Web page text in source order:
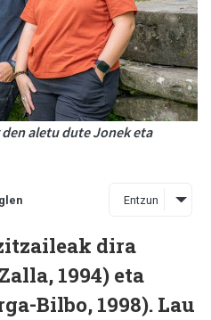
aletu dute Jonek eta
Entzun
dira
1994) eta
Bilbo, 1998). Lau